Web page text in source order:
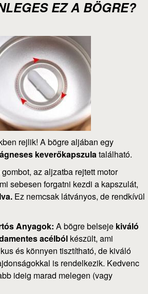
EZ A BÖGRE?
rejlik! A bögre aljában egy
keverőkapszulatalálható.
az aljzatba rejtett motor
sebesen forgatni kezdi a kapszulát,
Ez nemcsak látványos, de rendkívül
Anyagok: A bögre belseje kiváló
acélból készült, ami
és könnyen tisztítható, de kiváló
is rendelkezik. Kedvenc
ideig marad melegen (vagy